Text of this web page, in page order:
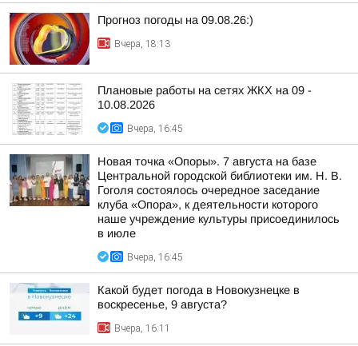
Прогноз погоды на 09.08.26:)
Вчера, 18:13
Плановые работы на сетях ЖКХ на 09 -
10.08.2026
Вчера, 16:45
Новая точка «Опоры». 7 августа на базе
Центральной городской библиотеки им. Н. В.
Гоголя состоялось очередное заседание
клуба «Опора», к деятельности которого
наше учреждение культуры присоединилось
в июле
Вчера, 16:45
Какой будет погода в Новокузнецке в
воскресенье, 9 августа?
Вчера, 16:11